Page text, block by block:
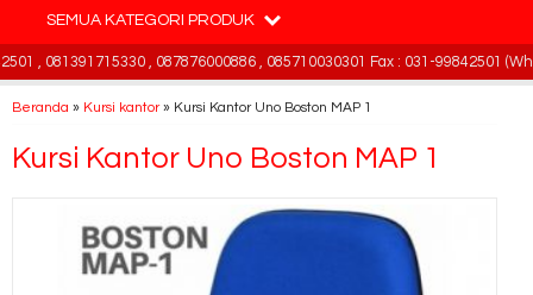
SEMUA KATEGORI PRODUK
, 081391715330 , 087876000886 , 085710030301 Fax : 031-99842501
Beranda » Kursi kantor» Kursi Kantor Uno Boston MAP 1
Kursi Kantor Uno Boston MAP 1